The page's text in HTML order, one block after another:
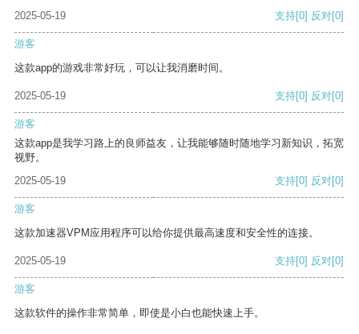
2025-05-19
支持[0] 反对[0]
游客
这款app的游戏非常好玩，可以让我消磨时间。
2025-05-19 支持[0] 反对[0]
游客
这款app是我学习路上的良师益友，让我能够随时随地学习新知识，拓宽
视野。
2025-05-19
支持[0] 反对[0]
游客
这款加速器VPM应用程序可以给你提供最高速度和安全性的连接。
2025-05-19 支持[0] 反对[0]
游客
这款软件的操作非常简单，即使是小白也能快速上手。